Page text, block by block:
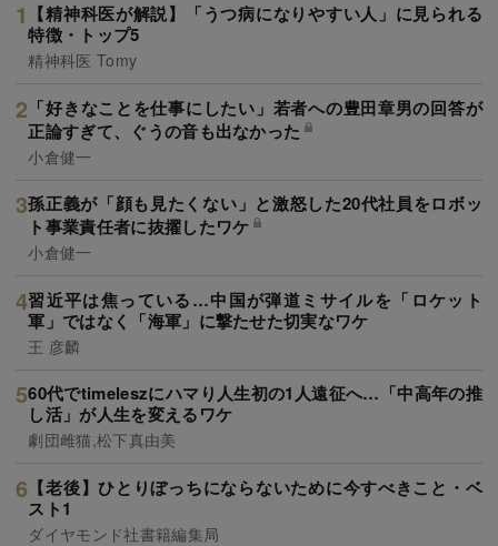
【精神科医が解説】「うつ病になりやすい人」に見られる
特徴・トップ5
精神科医 Tomy
「好きなことを仕事にしたい」若者への豊田章男の回答が
正論すぎて、ぐうの音も出なかった
小倉健一
孫正義が「顔も見たくない」と激怒した20代社員をロボッ
ト事業責任者に抜擢したワケ
小倉健一
習近平は焦っている…中国が弾道ミサイルを「ロケット
軍」ではなく「海軍」に撃たせた切実なワケ
王 彦麟
60代でtimeleszにハマり人生初の1人遠征へ…「中高年の推
し活」が人生を変えるワケ
劇団雌猫,松下真由美
【老後】ひとりぼっちにならないために今すべきこと・ベ
スト1
ダイヤモンド社書籍編集局